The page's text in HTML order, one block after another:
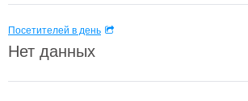
Посетителей в день
Нет данных